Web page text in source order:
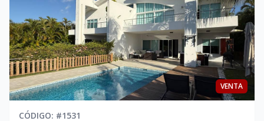
VENTA
CÓDIGO: #1531